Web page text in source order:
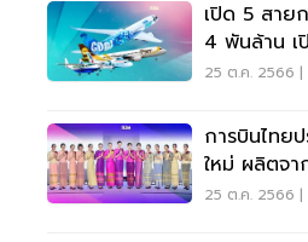
เปิด 5 สาย
4 พันล้าน เ
3.2 แสนล้าน
25 ต.ค. 2566
การบินไทย
ใหม่ ผลิตจา
ม.ค.67
25 ต.ค. 2566 |